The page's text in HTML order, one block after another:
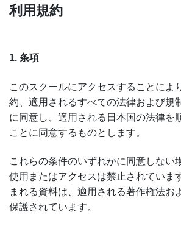
利用規約
1. 条項
このスクールにアクセスすることによ
約、適用されるすべての法律および規
に同意し、適用される日本国の法律を
ことに同意するものとします。
これらの条件のいずれかに同意しない
使用またはアクセスは禁止されていま
まれる資料は、適用される著作権法お
保護されています。